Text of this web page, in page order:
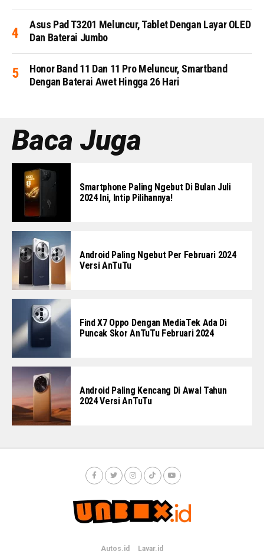
Asus Pad T3201 Meluncur, Tablet Dengan Layar OLED
Dan Baterai Jumbo
Honor Band 11 Dan 11 Pro Meluncur, Smartband
Dengan Baterai Awet Hingga 26 Hari
Baca Juga
Smartphone Paling Ngebut Di Bulan Juli
2024 Ini, Intip Pilihannya!
Android Paling Ngebut Per Februari 2024
Versi AnTuTu
Find X7 Oppo Dengan MediaTek Ada Di
Puncak Skor AnTuTu Februari 2024
Android Paling Kencang Di Awal Tahun
2024 Versi AnTuTu
Autos.id Layar.id